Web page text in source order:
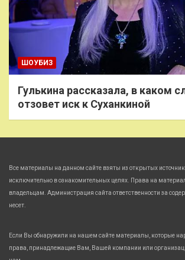
ШОУБИЗ
Гулькина рассказала, в каком
отзовет иск к Суханкиной
Все материалы на данном сайте взяты из открытых
исключительно в ознакомительных целях. Права на
владельцам. Администрация сайта ответственности за
несет.
Если Вы обнаружили на нашем сайте материалы, которые
права, принадлежащие Вам, Вашей компании или